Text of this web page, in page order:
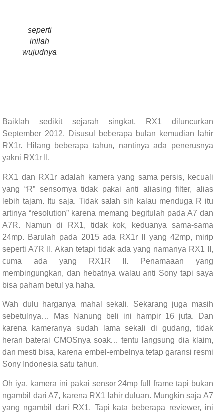
seperti
inilah
wujudnya
Baiklah sedikit sejarah singkat, RX1 diluncurkan
September 2012. Disusul beberapa bulan kemudian lahir
RX1r. Hilang beberapa tahun, nantinya ada penerusnya
yakni RX1r II.
RX1 dan RX1r adalah kamera yang sama persis, kecuali
yang “R” sensornya tidak pakai anti aliasing filter, alias
lebih tajam. Itu saja. Tidak salah sih kalau menduga R itu
artinya “resolution” karena memang begitulah pada A7 dan
A7R. Namun di RX1, tidak kok, keduanya sama-sama
24mp. Barulah pada 2015 ada RX1r II yang 42mp, mirip
seperti A7R II. Akan tetapi tidak ada yang namanya RX1 II,
cuma ada yang RX1R II. Penamaaan yang
membingungkan, dan hebatnya walau anti Sony tapi saya
bisa paham betul ya haha.
Wah dulu harganya mahal sekali. Sekarang juga masih
sebetulnya… Mas Nanung beli ini hampir 16 juta. Dan
karena kameranya sudah lama sekali di gudang, tidak
heran baterai CMOSnya soak… tentu langsung dia klaim,
dan mesti bisa, karena embel-embelnya tetap garansi resmi
Sony Indonesia satu tahun.
Oh iya, kamera ini pakai sensor 24mp full frame tapi bukan
ngambil dari A7, karena RX1 lahir duluan. Mungkin saja A7
yang ngambil dari RX1. Tapi kata beberapa reviewer, ini